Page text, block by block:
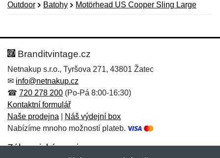
Outdoor Batohy Motörhead US Cooper Sling Large
Hodnocení:
Jméno: *
Jméno:
E-mail:*
Branditvintage.cz
Netnakup s.r.o., Tyršova 271, 43801 Žatec
✉ info@netnakup.cz
☎ 720 278 200 (Po-Pá 8:00-16:30)
Kontaktní formulář
Naše prodejna
Náš výdejní box
Nabízíme mnoho možností plateb.
Zákaznický servis